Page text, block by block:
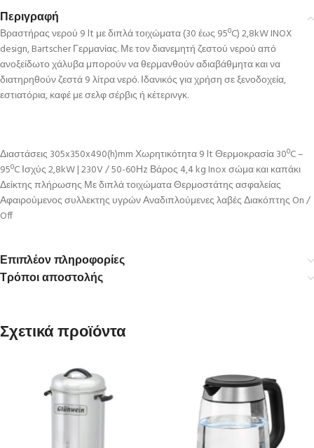
Περιγραφή
Βραστήρας νερού 9 lt με διπλά τοιχώματα (30 έως 95ºC) 2,8kW INOX
design, Bartscher Γερμανίας. Με τον διανεμητή ζεστού νερού από
ανοξείδωτο χάλυβα μπορούν να θερμανθούν αδιαβάθμητα και να
διατηρηθούν ζεστά 9 λίτρα νερό. Ιδανικός για χρήση σε ξενοδοχεία,
εστιατόρια, καφέ με σελφ σέρβις ή κέτερινγκ.
Διαστάσεις 305x350x490(h)mm Χωρητικότητα 9 lt Θερμοκρασία 30ºC –
95ºC Ισχύς 2,8kW | 230V / 50-60Ηz Βάρος 4,4 kg Inox σώμα και καπάκι
Δείκτης πλήρωσης Με διπλά τοιχώματα Θερμοστάτης ασφαλείας
Αφαιρούμενος συλλεκτης υγρών Αναδιπλούμενες λαβές Διακόπτης On /
Off
Επιπλέον πληροφορίες
Τρόποι αποστολής
Σχετικά προϊόντα